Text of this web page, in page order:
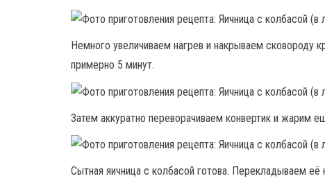
Немного увеличиваем нагрев и накрываем сковороду
примерно 5 минут.
Затем аккуратно переворачиваем конвертик и жарим
Сытная яичница с колбасой готова. Перекладываем её